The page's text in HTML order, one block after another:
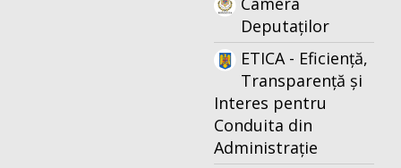
Deputaților
ETICA - Eficiență,
Transparență și
Interes pentru
Conduita din
Administrație